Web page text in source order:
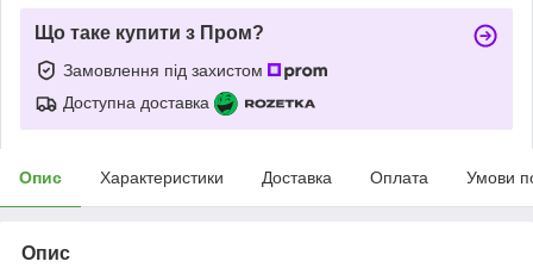
Що таке купити з Пром?
Замовлення під захистом
Доступна доставка
Опис Характеристики Доставка Оплата Умови
Опис